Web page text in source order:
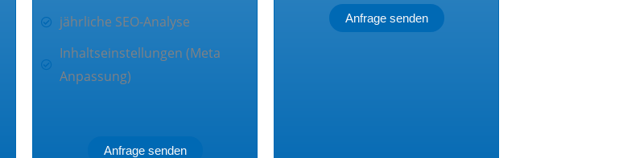
jährliche SEO-Analyse
Inhaltseinstellungen (Meta
Anpassung)
Anfrage senden
Anfrage senden